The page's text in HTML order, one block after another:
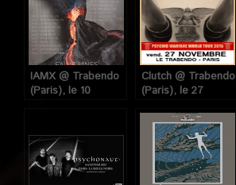
IAMX @ Trabendo
(Paris), le 10
Clutch @ Trabendo
(Paris), le 27